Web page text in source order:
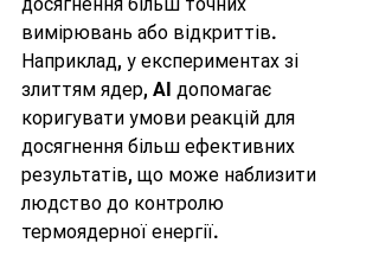
вимірювань або відкриттів.
Наприклад, у експериментах зі
злиттям ядер, AI допомагає
коригувати умови реакцій для
досягнення більш ефективних
результатів, що може наблизити
людство до контролю
термоядерної енергії.